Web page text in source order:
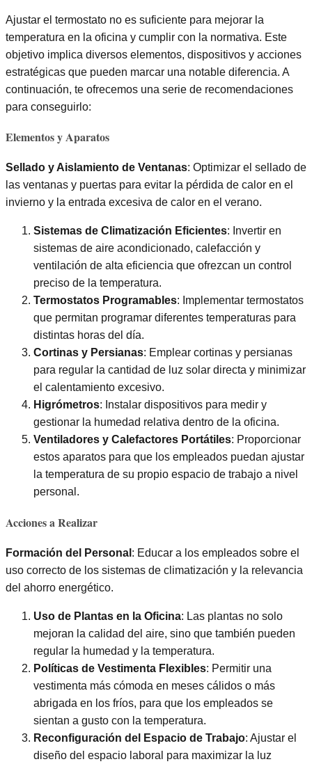
Ajustar el termostato no es suficiente para mejorar la
temperatura en la oficina y cumplir con la normativa. Este
objetivo implica diversos elementos, dispositivos y acciones
estratégicas que pueden marcar una notable diferencia. A
continuación, te ofrecemos una serie de recomendaciones
para conseguirlo:
Elementos y Aparatos
Sellado y Aislamiento de Ventanas: Optimizar el sellado de
las ventanas y puertas para evitar la pérdida de calor en el
invierno y la entrada excesiva de calor en el verano.
Sistemas de Climatización Eficientes: Invertir en
sistemas de aire acondicionado, calefacción y
ventilación de alta eficiencia que ofrezcan un control
preciso de la temperatura.
Termostatos Programables: Implementar termostatos
que permitan programar diferentes temperaturas para
distintas horas del día.
Cortinas y Persianas: Emplear cortinas y persianas
para regular la cantidad de luz solar directa y minimizar
el calentamiento excesivo.
Higrómetros: Instalar dispositivos para medir y
gestionar la humedad relativa dentro de la oficina.
Ventiladores y Calefactores Portátiles: Proporcionar
estos aparatos para que los empleados puedan ajustar
la temperatura de su propio espacio de trabajo a nivel
personal.
Acciones a Realizar
Formación del Personal : Educar a los empleados sobre el
uso correcto de los sistemas de climatización y la relevancia
del ahorro energético.
Uso de Plantas en la Oficina: Las plantas no solo
mejoran la calidad del aire, sino que también pueden
regular la humedad y la temperatura.
Políticas de Vestimenta Flexibles: Permitir una
vestimenta más cómoda en meses cálidos o más
abrigada en los fríos, para que los empleados se
sientan a gusto con la temperatura.
Reconfiguración del Espacio de Trabajo: Ajustar el
diseño del espacio laboral para maximizar la luz